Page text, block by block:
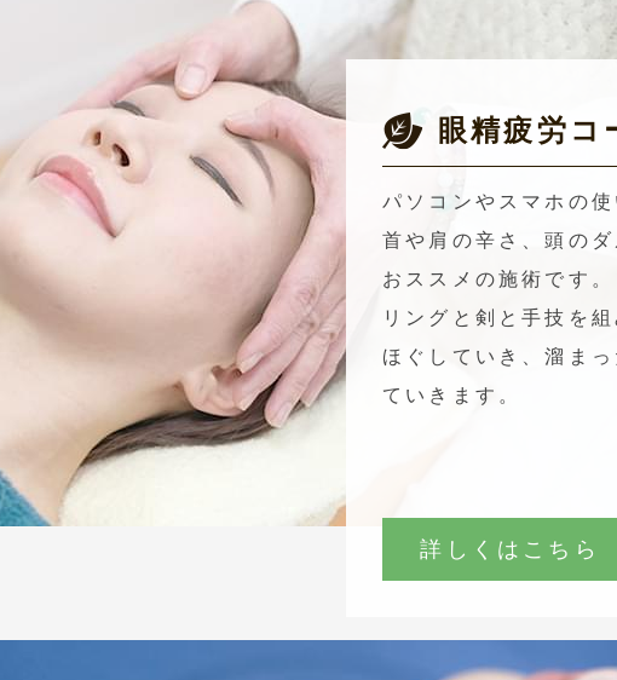
眼精疲労コ
パソコンやスマホの
首や肩の辛さ、頭の
おススメの施術です。
リングと剣と手技を
ほぐしていき、溜ま
ていきます。
詳しくはこちら